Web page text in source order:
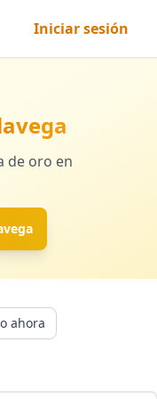
Iniciar sesión
de oro en
ahora